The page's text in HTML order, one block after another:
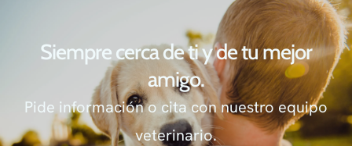
Siempre cerca de ti y de tu mejor
amigo.
Pide información o cita con nuestro equipo
veterinario.